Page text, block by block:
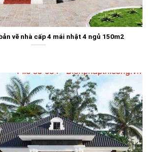
vẽ nhà cấp 4 mái nhật 4 ngủ 150m2